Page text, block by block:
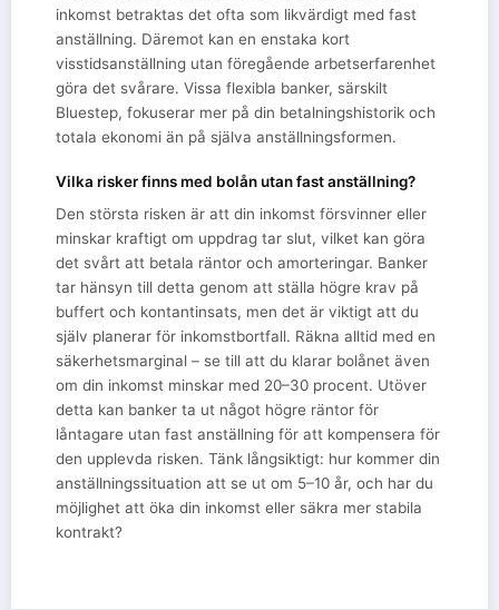
inkomst betraktas det ofta som likvärdigt med fast
anställning. Däremot kan en enstaka kort
visstidsanställning utan föregående arbetserfarenhet
göra det svårare. Vissa flexibla banker, särskilt
Bluestep, fokuserar mer på din betalningshistorik och
totala ekonomi än på själva anställningsformen.
Vilka risker finns med bolån utan fast anställning?
Den största risken är att din inkomst försvinner eller
minskar kraftigt om uppdrag tar slut, vilket kan göra
det svårt att betala räntor och amorteringar. Banker
tar hänsyn till detta genom att ställa högre krav på
buffert och kontantinsats, men det är viktigt att du
själv planerar för inkomstbortfall. Räkna alltid med en
säkerhetsmarginal – se till att du klarar bolånet även
om din inkomst minskar med 20–30 procent. Utöver
detta kan banker ta ut något högre räntor för
låntagare utan fast anställning för att kompensera för
den upplevda risken. Tänk långsiktigt: hur kommer din
anställningssituation att se ut om 5–10 år, och har du
möjlighet att öka din inkomst eller säkra mer stabila
kontrakt?